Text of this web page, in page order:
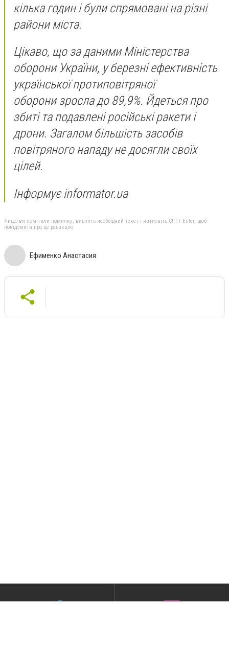
кілька годин і були спрямовані на різні
райони міста.
Цікаво, що за даними Міністерства
оборони України, у березні ефективність
української протиповітряної
оборони зросла до 89,9%. Йдеться про
збиті та подавлені російські ракети і
дрони. Загалом більшість засобів
повітряного нападу не досягли своїх
цілей.
Інформує informator.ua
Якщо ви помітили помилку, виділіть необхідний текст і натисніть Ctrl + Enter, щоб
повідомити про це редакцію
Ефименко Анастасия